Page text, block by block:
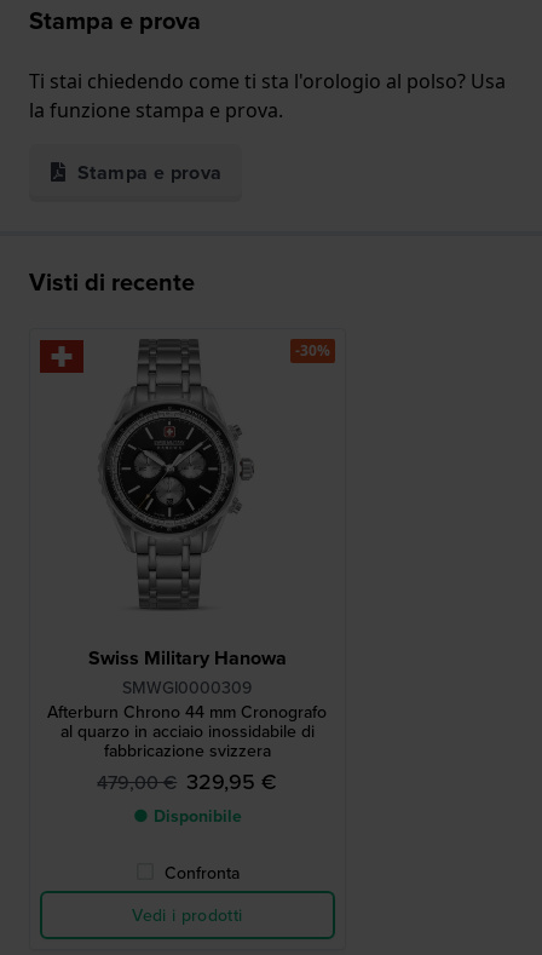
Stampa e prova
Ti stai chiedendo come ti sta l'orologio al polso? Usa
la funzione stampa e prova.
Stampa e prova
Visti di recente
Swiss Military Hanowa
SMWGI0000309
Afterburn Chrono 44 mm Cronografo
al quarzo in acciaio inossidabile di
fabbricazione svizzera
479,00 € 329,95 €
● Disponibile
Confronta
Vedi i prodotti
-30%